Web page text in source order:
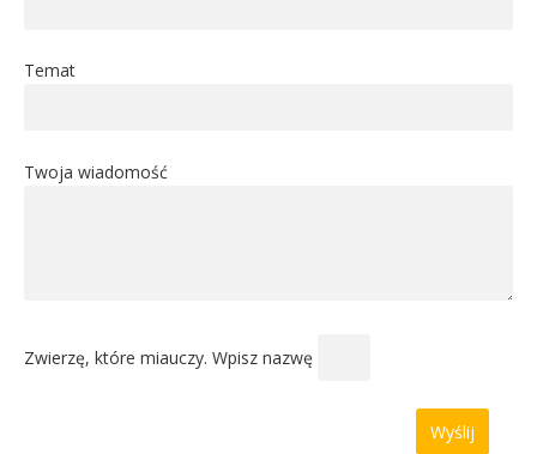
Temat
Twoja wiadomość
Zwierzę, które miauczy. Wpisz nazwę